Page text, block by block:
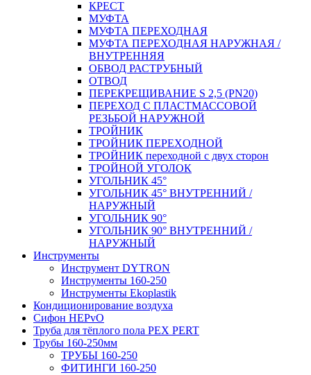
КРЕСТ
МУФТА
МУФТА ПЕРЕХОДНАЯ
МУФТА ПЕРЕХОДНАЯ НАРУЖНАЯ /
ВНУТРЕННЯЯ
ОБВОД РАСТРУБНЫЙ
ОТВОД
ПЕРЕКРЕЩИВАНИЕ S 2,5 (PN20)
ПЕРЕХОД С ПЛАСТМАССОВОЙ
РЕЗЬБОЙ НАРУЖНОЙ
ТРОЙНИК
ТРОЙНИК ПЕРЕXОДНОЙ
ТРОЙНИК переходной с двух сторон
ТРОЙНОЙ УГОЛОК
УГОЛЬНИК 45°
УГОЛЬНИК 45° ВНУТРЕННИЙ /
НАРУЖНЫЙ
УГОЛЬНИК 90°
УГОЛЬНИК 90° ВНУТРЕННИЙ /
НАРУЖНЫЙ
Инструменты
Инструмент DYTRON
Инструменты 160-250
Инструменты Ekoplastik
Кондиционирование воздуха
Сифон HEPvO
Труба для тёплого пола PEX PERT
Трубы 160-250мм
ТРУБЫ 160-250
ФИТИНГИ 160-250